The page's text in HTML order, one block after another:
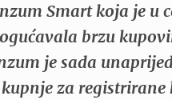
Smart koja je u
brzu
je sada
za registrirane